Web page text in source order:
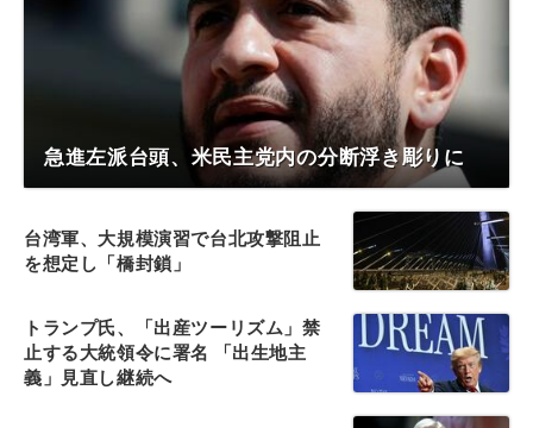
急進左派台頭、米民主党内の分断浮き彫りに
台湾軍、大規模演習で台北攻撃阻止
を想定し「橋封鎖」
トランプ氏、「出産ツーリズム」禁
止する大統領令に署名 「出生地主
義」見直し継続へ